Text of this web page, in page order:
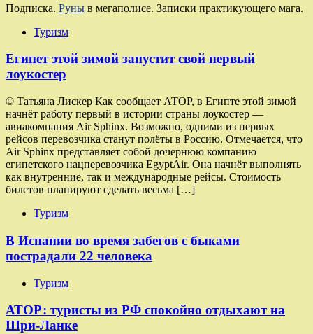
Подписка. Руны в мегаполисе. Записки практикующего мага.
Туризм
Египет этой зимой запустит свой первый
лоукостер
© Татьяна Лискер Как сообщает АТОР, в Египте этой зимой
начнёт работу первый в истории страны лоукостер —
авиакомпания Air Sphinx. Возможно, одними из первых
рейсов перевозчика станут полёты в Россию. Отмечается, что
Air Sphinx представляет собой дочернюю компанию
египетского нацперевозчика EgyptAir. Она начнёт выполнять
как внутренние, так и международные рейсы. Стоимость
билетов планируют сделать весьма […]
Туризм
В Испании во время забегов с быками
пострадали 22 человека
Туризм
АТОР: туристы из РФ спокойно отдыхают на
Шри-Ланке